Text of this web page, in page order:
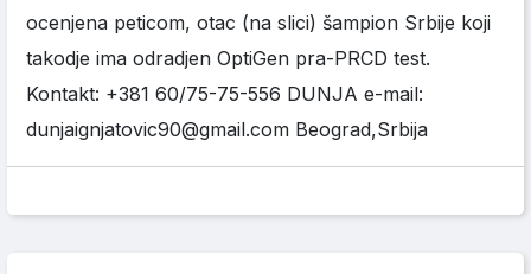
ocenjena peticom, otac (na slici) šampion Srbije koji
takodje ima odradjen OptiGen pra-PRCD test.
Kontakt: +381 60/75-75-556 DUNJA e-mail:
dunjaignjatovic90@gmail.com Beograd,Srbija